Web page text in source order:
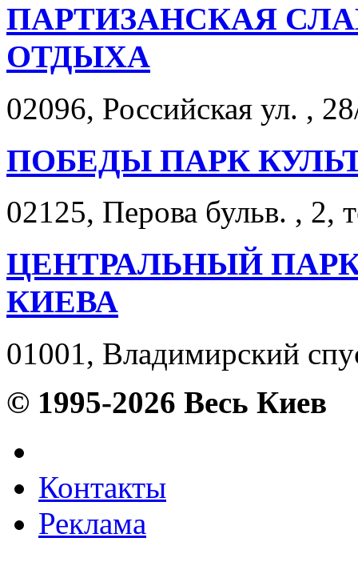
ПАРТИЗАНСКАЯ
ОТДЫХА
02096, Российская ул. ,
ПОБЕДЫ ПАРК
02125, Перова бульв. , 2,
ЦЕНТРАЛЬНЫЙ
КИЕВА
01001, Владимирский
© 1995-2026 Весь Киев
Контакты
Реклама